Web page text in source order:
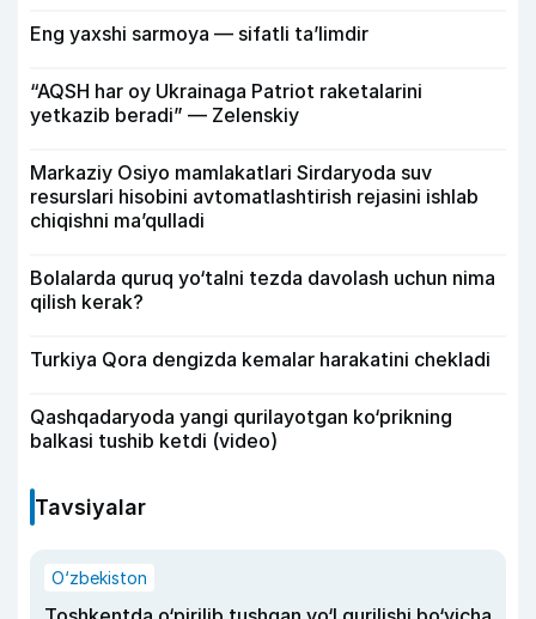
Eng yaxshi sarmoya — sifatli ta’limdir
“AQSH har oy Ukrainaga Patriot raketalarini
yetkazib beradi” — Zelenskiy
Markaziy Osiyo mamlakatlari Sirdaryoda suv
resurslari hisobini avtomatlashtirish rejasini ishlab
chiqishni ma’qulladi
Bolalarda quruq yo‘talni tezda davolash uchun nima
qilish kerak?
Turkiya Qora dengizda kemalar harakatini chekladi
Qashqadaryoda yangi qurilayotgan ko‘prikning
balkasi tushib ketdi (video)
Tavsiyalar
O‘zbekiston